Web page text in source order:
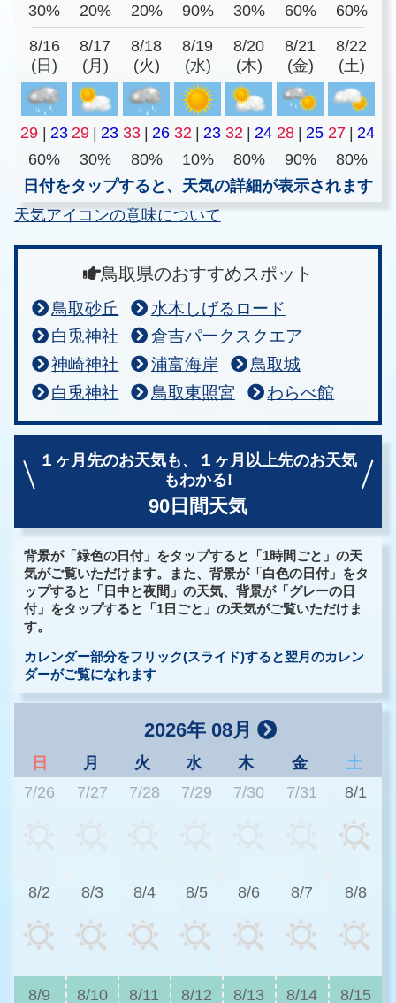
30%
20% 20% 90% 30% 60% 60%
8/16
(日)
8/17
(月)
8/18
(火)
8/19
(水)
8/20
(木)
8/21
(金)
8/22
(土)
29 | 23 29 | 23 33 | 26 32 | 23 32 | 24 28 | 25 27 | 24
60%
30% 80% 10% 80% 90%
80%
日付をタップすると、天気の詳細が表示されます
天気アイコンの意味について
鳥取県のおすすめスポット
鳥取砂丘
水木しげるロード
白兎神社
倉吉パークスクエア
神崎神社
浦富海岸
鳥取城
白兎神社
鳥取東照宮 わらべ館
１ヶ月先のお天気も、
１ヶ月以上先のお天気
もわかる!
90日間天気
背景が「緑色の日付」をタップすると「1時間ごと」の天
気がご覧いただけます。また、背景が「白色の日付」をタ
ップすると「日中と夜間」の天気、背景が「グレーの日
付」をタップすると「1日ごと」の天気がご覧いただけま
す。
カレンダー部分をフリック(スライド)すると翌月のカレン
ダーがご覧になれます
2026年 08月
日 月 火 水 木 金
土
7/26
7/27 7/28 7/29 7/30 7/31 8/1
8/2 8/3 8/4 8/5 8/6 8/7 8/8
8/9 8/10 8/11 8/12 8/13 8/14 8/15